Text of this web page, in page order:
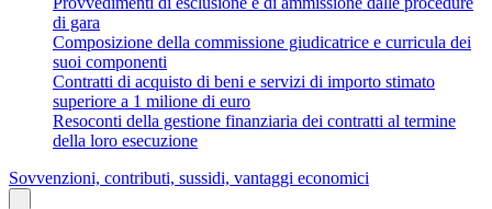
di gara
Composizione della commissione giudicatrice e curricula dei
suoi componenti
Contratti di acquisto di beni e servizi di importo stimato
superiore a 1 milione di euro
Resoconti della gestione finanziaria dei contratti al termine
della loro esecuzione
Sovvenzioni, contributi, sussidi, vantaggi economici